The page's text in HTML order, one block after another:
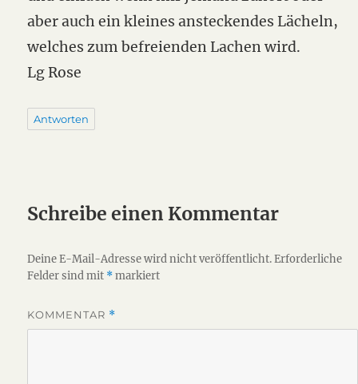
aber auch ein kleines ansteckendes Lächeln,
welches zum befreienden Lachen wird.
Lg Rose
Antworten
Schreibe einen Kommentar
Deine E-Mail-Adresse wird nicht veröffentlicht. Erforderliche
Felder sind mit *markiert
KOMMENTAR *